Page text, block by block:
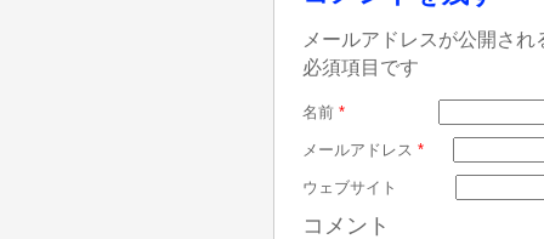
メールアドレスが公開さ
必須項目です
名前 *
メールアドレス *
ウェブサイト
コメント